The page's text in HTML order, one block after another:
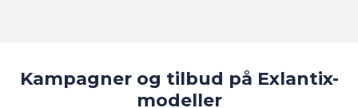
Kampagner og tilbud på Exlantix-
modeller